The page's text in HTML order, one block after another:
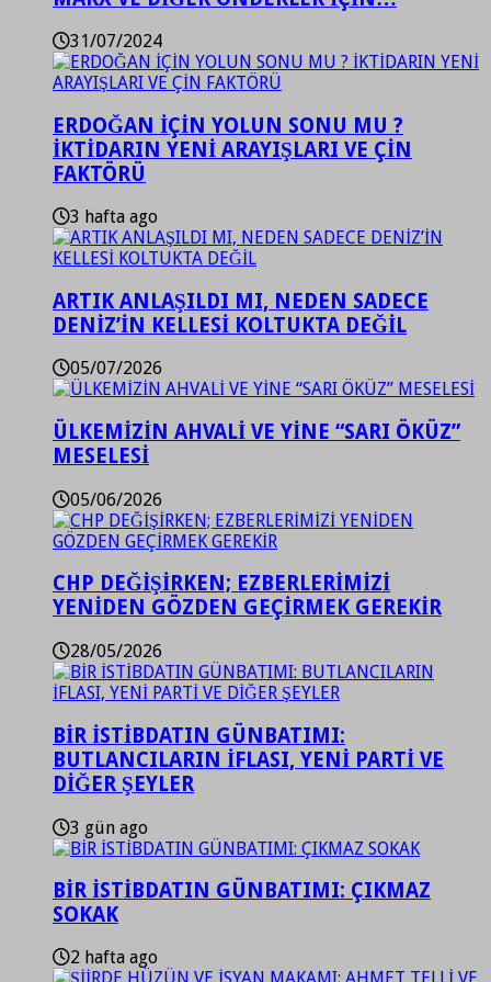
31/07/2024
ERDOĞAN İÇİN YOLUN SONU MU ?
İKTİDARIN YENİ ARAYIŞLARI VE ÇİN
FAKTÖRÜ
3 hafta ago
ARTIK ANLAŞILDI MI, NEDEN SADECE
DENİZ’İN KELLESİ KOLTUKTA DEĞİL
05/07/2026
ÜLKEMİZİN AHVALİ VE YİNE “SARI ÖKÜZ”
MESELESİ
05/06/2026
CHP DEĞİŞİRKEN; EZBERLERİMİZİ
YENİDEN GÖZDEN GEÇİRMEK GEREKİR
28/05/2026
BİR İSTİBDATIN GÜNBATIMI:
BUTLANCILARIN İFLASI, YENİ PARTİ VE
DİĞER ŞEYLER
3 gün ago
BİR İSTİBDATIN GÜNBATIMI: ÇIKMAZ
SOKAK
2 hafta ago